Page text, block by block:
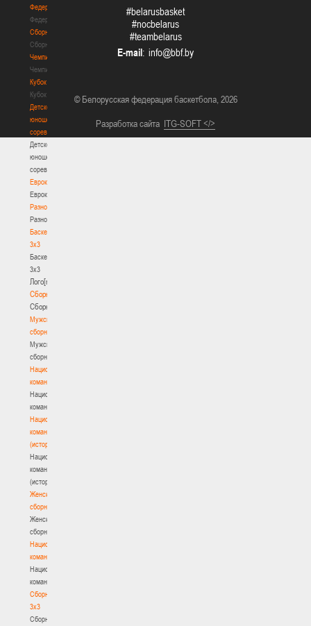
Федерация
Федерация
Сборные
Сборные
Чемпионат
Чемпионат
Кубок
Кубок
Детско-
юношеские
соревнования
Детско-
юношеские
соревнования
Еврокубки
Еврокубки
Разное
Разное
Баскетбол
3х3
Баскетбол
3х3
Лого[modid=121]
Сборные
Сборные
Мужские
сборные
Мужские
сборные
Национальная
команда
Национальная
команда
Национальная
команда
(история)
Национальная
команда
(история)
Женские
сборные
Женские
сборные
Национальная
команда
Национальная
команда
Сборные
3х3
Сборные
#belarusbasket
#nocbelarus
#teambelarus
E-mail:
© Белорусская федерация баскетбола, 2026
Разработка сайта ITG-SOFT </>